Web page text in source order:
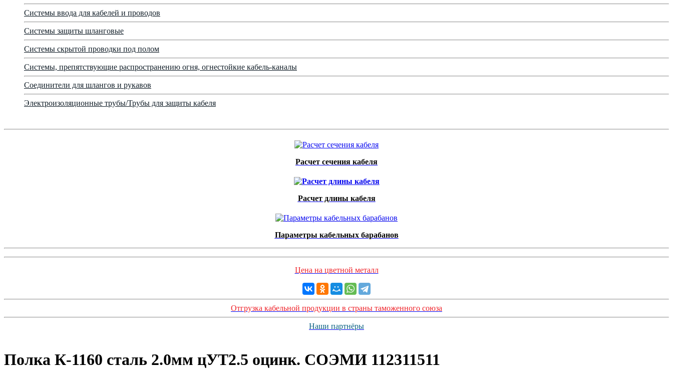
Системы ввода для кабелей и проводов
Системы защиты шланговые
Системы скрытой проводки под полом
Системы, препятствующие распространению огня, огнестойкие кабель-каналы
Соединители для шлангов и рукавов
Электроизоляционные трубы/Трубы для защиты кабеля
Расчет сечения кабеля
Расчет длины кабеля
Параметры кабельных барабанов
Цена на цветной металл
Отгрузка кабельной продукции в страны таможенного союза
Наши партнёры
Полка К-1160 сталь 2.0мм цУТ2.5 оцинк. СОЭМИ 112311511